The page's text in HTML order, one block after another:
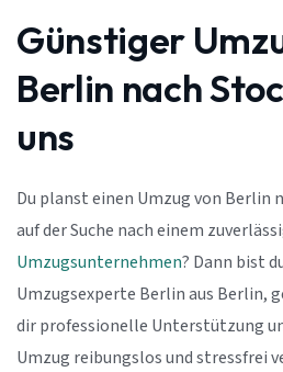
Günstiger
Berlin nach
uns
Du planst einen Umzug von Berlin
auf der Suche nach einem
Umzugsunternehmen? Dann bist
Umzugsexperte Berlin aus Berlin,
dir professionelle Unterstützung
Umzug reibungslos und stressfrei